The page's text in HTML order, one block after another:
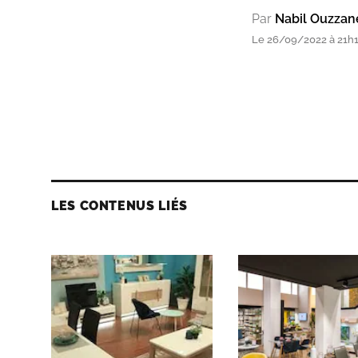
Par Nabil
Le 26/09/2022 à
LES CONTENUS LIÉS